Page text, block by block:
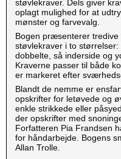
støvlekraver. Dels giver
oplagt mulighed for at
mønster og farvevalg.
Bogen præsenterer tredive
støvlekraver i to
dobbelte, så inderside og
Kraverne passer til både
er markeret efter
Blandt de nemme er
opskrifter for letøvede og
enkle strikkede eller
der opskrifter med
Forfatteren Pia Frandsen
for håndarbejde. Bogens
Allan Trolle.